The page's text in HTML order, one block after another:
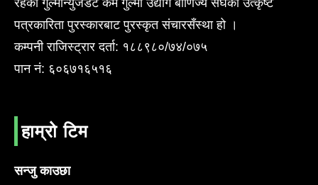
पत्रकारिता पुरस्कारबाट पुरस्कृत संचारसँस्था हो ।
कम्पनी राजिस्ट्रार दर्ता: १८८९८०/७४/०७५
पान नं: ६०६७१६५१६
हाम्रो टिम
सन्जु काउछा